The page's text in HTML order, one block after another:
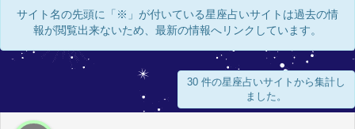
サイト名の先頭に「※」が付いている星座占いサイトは過去の情
報が閲覧出来ないため、最新の情報へリンクしています。
30 件の星座占いサイトから集計し
ました。